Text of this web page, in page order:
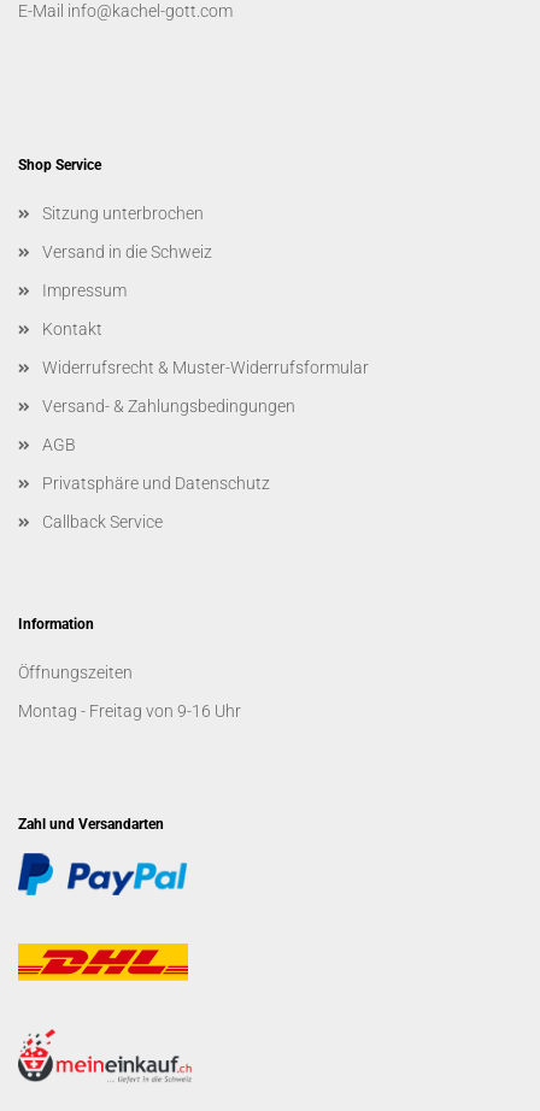
E-Mail info@kachel-gott.com
Shop Service
Sitzung unterbrochen
Versand in die Schweiz
Impressum
Kontakt
Widerrufsrecht & Muster-Widerrufsformular
Versand- & Zahlungsbedingungen
AGB
Privatsphäre und Datenschutz
Callback Service
Information
Öffnungszeiten
Montag - Freitag von 9-16 Uhr
Zahl und Versandarten